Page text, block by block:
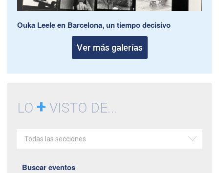
Ouka Leele en Barcelona, un tiempo decisivo
Ver más galerías
LO + VISTO DE...
Todas las secciones
Buscar eventos